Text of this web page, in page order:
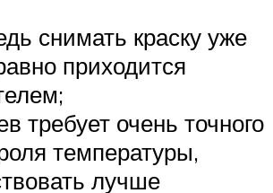
снимать краску уже
приходится
требует очень точного
температуры,
лучше